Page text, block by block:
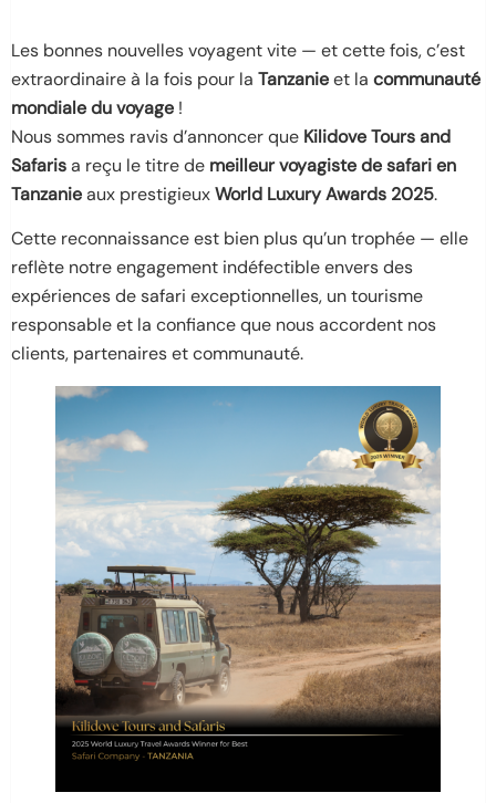
Les bonnes nouvelles voyagent vite — et cette fois, c’est
extraordinaire à la fois pour la Tanzanieet la communauté
mondiale du voyage !
Nous sommes ravis d’annoncer que Kilidove Tours and
Safarisa reçu le titre de meilleur voyagiste de safari en
Tanzanieaux prestigieuxWorld Luxury Awards 2025.
Cette reconnaissance est bien plus qu’un trophée — elle
reflète notre engagement indéfectible envers des
expériences de safari exceptionnelles, un tourisme
responsable et la confiance que nous accordent nos
clients, partenaires et communauté.